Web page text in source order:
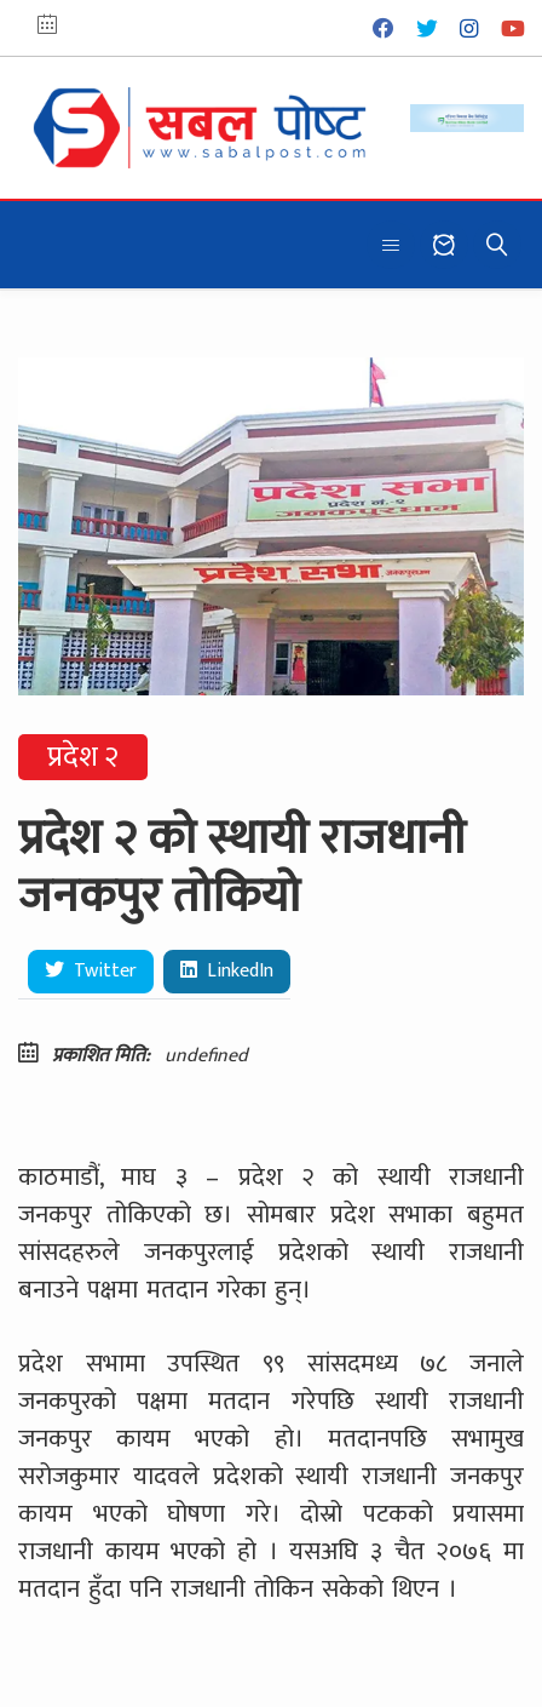
प्रदेश २
प्रदेश २ को स्थायी राजधानी
जनकपुर तोकियो
Twitter LinkedIn
प्रकाशित मिति: undefined
काठमाडौं, माघ ३ – प्रदेश २ को स्थायी राजधानी
जनकपुर तोकिएको छ। सोमबार प्रदेश सभाका बहुमत
सांसदहरुले जनकपुरलाई प्रदेशको स्थायी राजधानी
बनाउने पक्षमा मतदान गरेका हुन्।
प्रदेश सभामा उपस्थित ९९ सांसदमध्य ७८ जनाले
जनकपुरको पक्षमा मतदान गरेपछि स्थायी राजधानी
जनकपुर कायम भएको हो। मतदानपछि सभामुख
सरोजकुमार यादवले प्रदेशको स्थायी राजधानी जनकपुर
कायम भएको घोषणा गरे। दोस्रो पटकको प्रयासमा
राजधानी कायम भएको हो । यसअघि ३ चैत २०७६ मा
मतदान हुँदा पनि राजधानी तोकिन सकेको थिएन ।